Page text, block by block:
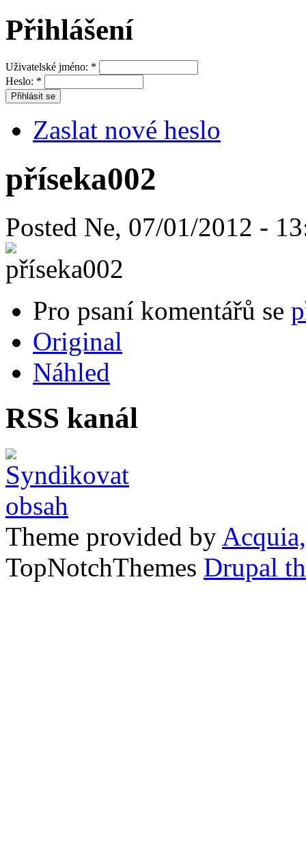
Přihlášení
Uživatelské jméno: *
Heslo: *
Zaslat nové heslo
příseka002
Posted Ne, 07/01/2012 -
Pro psaní komentářů se
Original
Náhled
RSS kanál
Theme provided by
TopNotchThemes Drupal